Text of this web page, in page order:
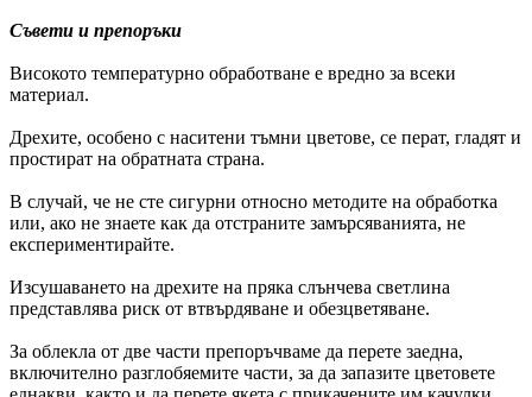
Съвети и препоръки
Високото температурно обработване е вредно за всеки
материал.
Дрехите, особено с наситени тъмни цветове, се перат, гладят и
простират на обратната страна.
В случай, че не сте сигурни относно методите на обработка
или, ако не знаете как да отстраните замърсяванията, не
експериментирайте.
Изсушаването на дрехите на пряка слънчева светлина
представлява риск от втвърдяване и обезцветяване.
За облекла от две части препоръчваме да перете заедна,
включително разглобяемите части, за да запазите цветовете